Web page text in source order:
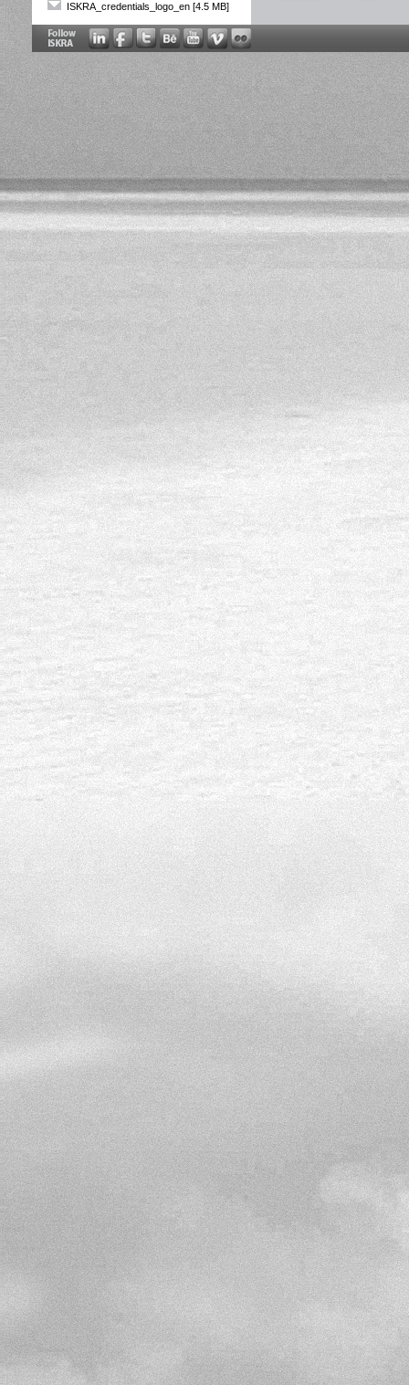
ISKRA_credentials_logo_en [4.5 MB]
1 января 2012
Happy New Year from
ISKRA поздравила своих
2012 - CATCH THE
2012 - JUMP HIGH
2012 - FALL IN LOVE